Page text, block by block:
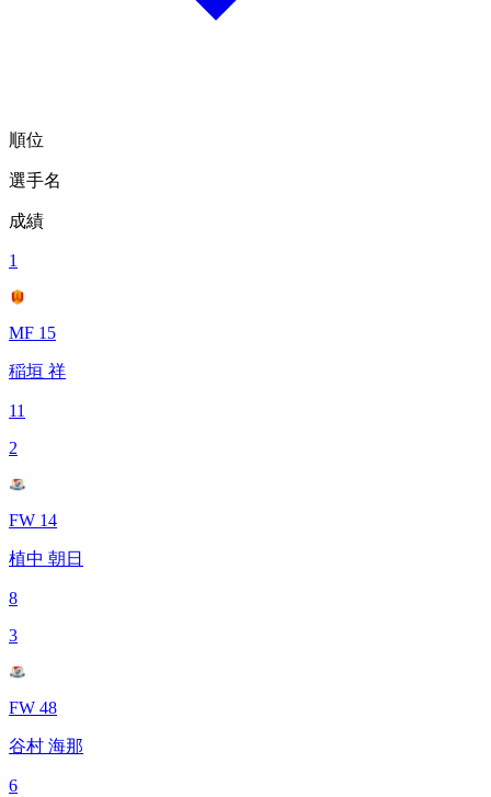
順位
選手名
成績
1
MF 15
稲垣 祥
11
2
FW 14
植中 朝日
8
3
FW 48
谷村 海那
6